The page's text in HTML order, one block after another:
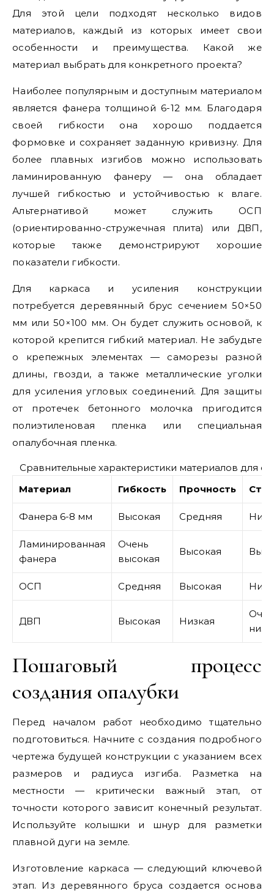
Для этой цели подходят несколько видов
материалов, каждый из которых имеет свои
особенности и преимущества. Какой же
материал выбрать для конкретного проекта?
Наиболее популярным и доступным материалом
является фанера толщиной 6-12 мм. Благодаря
своей гибкости она хорошо поддается
формовке и сохраняет заданную кривизну. Для
более плавных изгибов можно использовать
ламинированную фанеру — она обладает
лучшей гибкостью и устойчивостью к влаге.
Альтернативой может служить ОСП
(ориентированно-стружечная плита) или ДВП,
которые также демонстрируют хорошие
показатели гибкости.
Для каркаса и усиления конструкции
потребуется деревянный брус сечением 50×50
мм или 50×100 мм. Он будет служить основой, к
которой крепится гибкий материал. Не забудьте
о крепежных элементах — саморезы разной
длины, гвозди, а также металлические уголки
для усиления угловых соединений. Для защиты
от протечек бетонного молочка пригодится
полиэтиленовая пленка или специальная
опалубочная пленка.
Сравнительные характеристики материалов для
Материал
Гибкость Прочность
Фанера 6-8 мм Высокая Средняя
Ламинированная
фанера
Очень
высокая
Высокая
ОСП Средняя Высокая
ДВП Высокая Низкая
Пошаговый процесс
создания опалубки
Перед началом работ необходимо тщательно
подготовиться. Начните с создания подробного
чертежа будущей конструкции с указанием всех
размеров и радиуса изгиба. Разметка на
местности — критически важный этап, от
точности которого зависит конечный результат.
Используйте колышки и шнур для разметки
плавной дуги на земле.
Изготовление каркаса — следующий ключевой
этап. Из деревянного бруса создается основа